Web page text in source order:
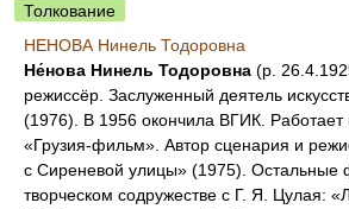
Толкование
НЕНОВА Нинель Тодоровна
Не́нова Нинель Тодоровна (р.
режиссёр. Заслуженный деятель
(1976). В 1956 окончила ВГИК. Работает
«Грузия-фильм». Автор сценария и
с Сиреневой улицы» (1975). Остальные
творческом содружестве с Г. Я. Цулая: